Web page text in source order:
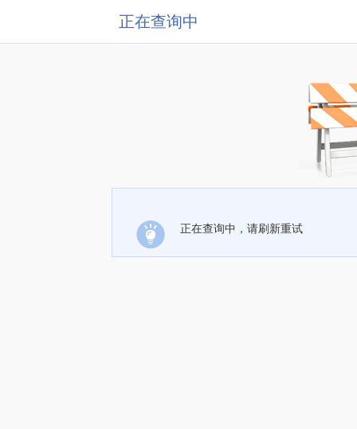
正在查询中
正在查询中，请刷新重试